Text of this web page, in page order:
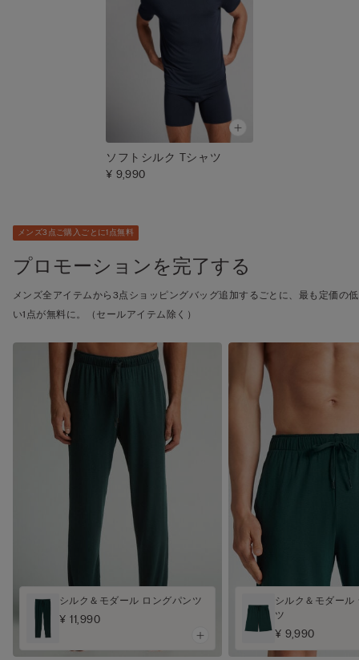
ソフトシルク Tシャツ
¥ 9,990
メンズ3点ご購入ごとに1点無料
プロモーションを完了する
メンズ全アイテムから3点ショッピングバッグ追加するごとに、最も定価の低
い1点が無料に。（セールアイテム除く）
シルク＆モダール ロングパンツ
¥ 11,990
シルク＆モダール
ツ
¥ 9,990